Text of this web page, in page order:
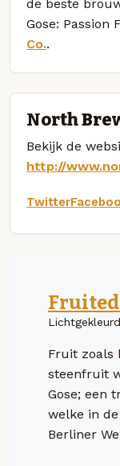
de beste
Gose: Passion
Co..
North
Bekijk de
http://
Twitter
Fruited
Fruit zoals
steenfruit
Gose; een
welke in
Berliner